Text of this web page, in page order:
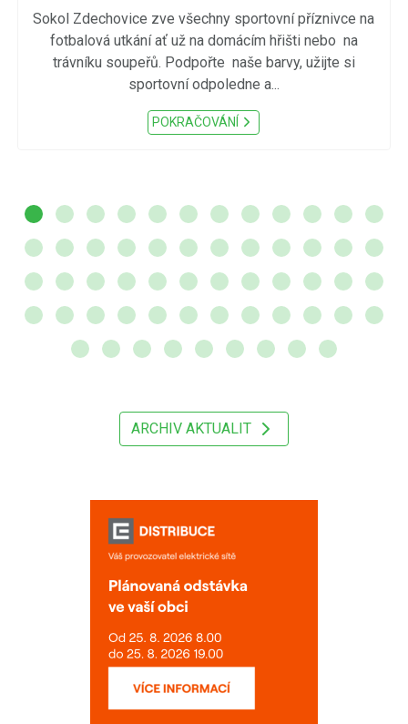
Sokol Zdechovice zve všechny sportovní příznivce na
fotbalová utkání ať už na domácím hřišti nebo na
trávníku soupeřů. Podpořte naše barvy, užijte si
sportovní odpoledne a...
POKRAČOVÁNÍ
ARCHIV AKTUALIT